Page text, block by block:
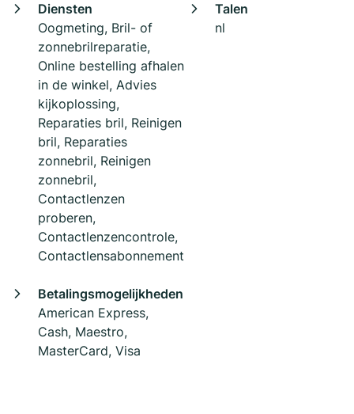
Diensten
Oogmeting, Bril- of
zonnebrilreparatie,
Online bestelling afhalen
in de winkel, Advies
kijkoplossing,
Reparaties bril, Reinigen
bril, Reparaties
zonnebril, Reinigen
zonnebril,
Contactlenzen
proberen,
Contactlenzencontrole,
Contactlensabonnement
Talen
nl
Betalingsmogelijkheden
American Express,
Cash, Maestro,
MasterCard, Visa